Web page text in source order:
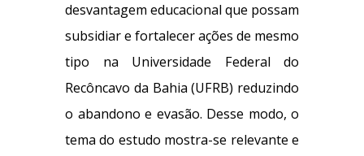
desvantagem educacional que possam
subsidiar e fortalecer ações de mesmo
tipo na Universidade Federal do
Recôncavo da Bahia (UFRB) reduzindo
o abandono e evasão. Desse modo, o
tema do estudo mostra-se relevante e